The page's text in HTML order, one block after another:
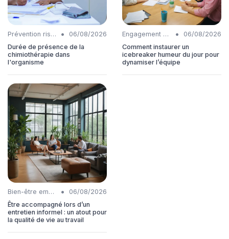
Prévention risques •
06/08/2026
Durée de présence de la
chimiothérapie dans
l'organisme
Engagement collaborateurs •
06/08/2026
Comment instaurer un
icebreaker humeur du jour pour
dynamiser l’équipe
Bien-être employés •
06/08/2026
Être accompagné lors d’un
entretien informel : un atout pour
la qualité de vie au travail